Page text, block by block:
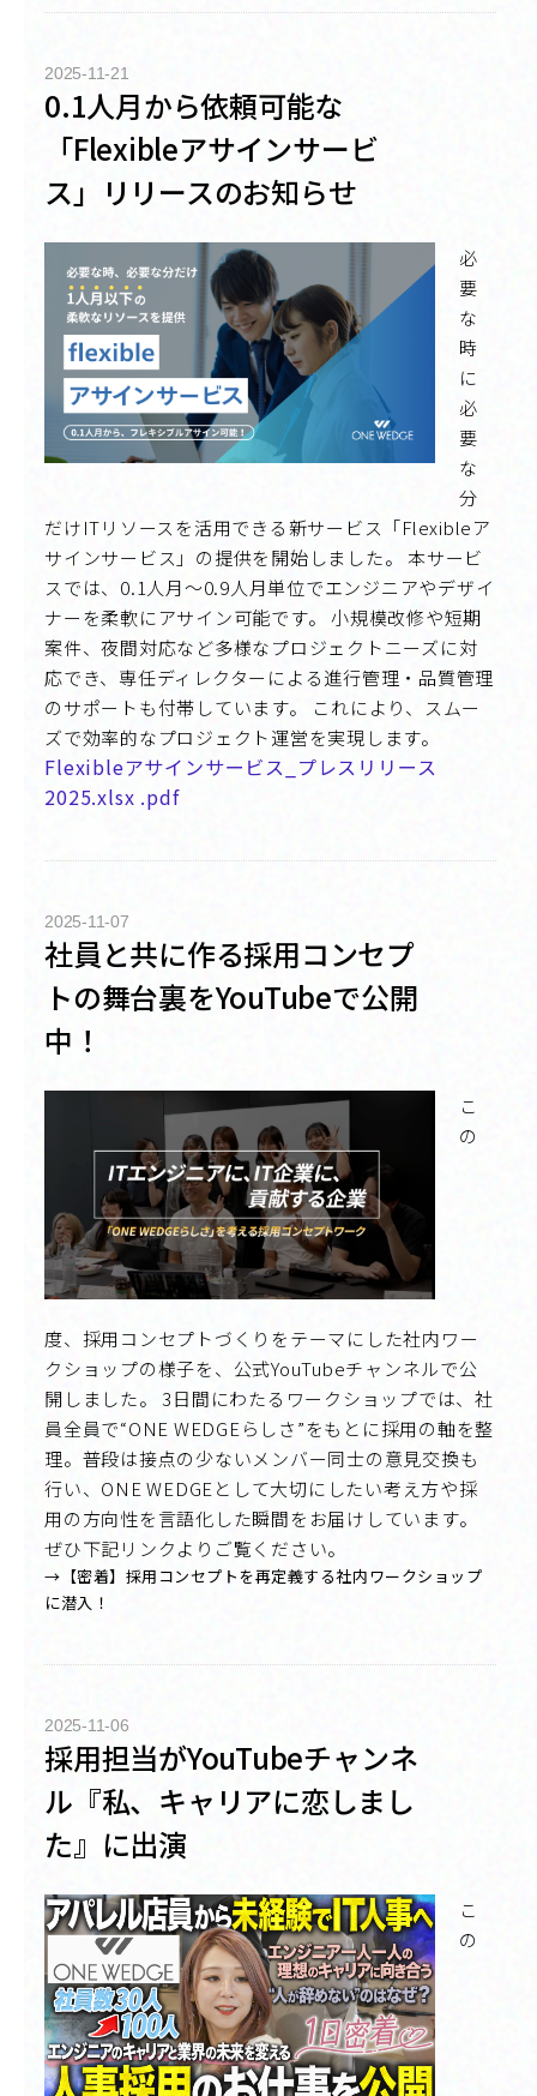
2025-11-21
0.1人月から依頼可能な
「Flexibleアサインサービ
ス」リリースのお知らせ
必
要
な
時
に
必
要
な
分
だけITリソースを活用できる新サービス「Flexibleア
サインサービス」の提供を開始しました。 本サービ
スでは、0.1人月～0.9人月単位でエンジニアやデザイ
ナーを柔軟にアサイン可能です。 小規模改修や短期
案件、夜間対応など多様なプロジェクトニーズに対
応でき、専任ディレクターによる進行管理・品質管理
のサポートも付帯しています。 これにより、スムー
ズで効率的なプロジェクト運営を実現します。
Flexibleアサインサービス_プレスリリース
2025.xlsx .pdf
2025-11-07
社員と共に作る採用コンセプ
トの舞台裏をYouTubeで公開
中！
こ
の
度、採用コンセプトづくりをテーマにした社内ワー
クショップの様子を、公式YouTubeチャンネルで公
開しました。 3日間にわたるワークショップでは、社
員全員で“ONE WEDGEらしさ”をもとに採用の軸を整
理。普段は接点の少ないメンバー同士の意見交換も
行い、ONE WEDGEとして大切にしたい考え方や採
用の方向性を言語化した瞬間をお届けしています。
ぜひ下記リンクよりご覧ください。
→【密着】採用コンセプトを再定義する社内ワークショップ
に潜入！
2025-11-06
採用担当がYouTubeチャンネ
ル『私、キャリアに恋しまし
た』に出演
こ
の